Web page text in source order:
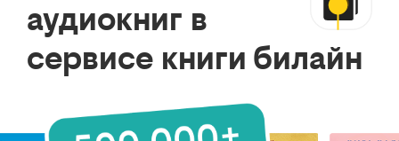
аудиокниг в
сервисе книги билайн